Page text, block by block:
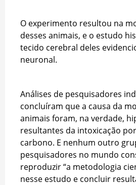
O experimento resultou na
desses animais, e o estudo
tecido cerebral deles
neuronal.
Análises de pesquisadores
concluíram que a causa da
animais foram, na verdade,
resultantes da intoxicação
carbono. E nenhum outro
pesquisadores no mundo
reproduzir “a metodologia
nesse estudo e concluir